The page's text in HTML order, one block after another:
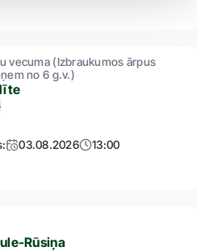
vecuma (Izbraukumos ārpus
no 6 g.v.)
03.08.2026
13:00
Rūsiņa